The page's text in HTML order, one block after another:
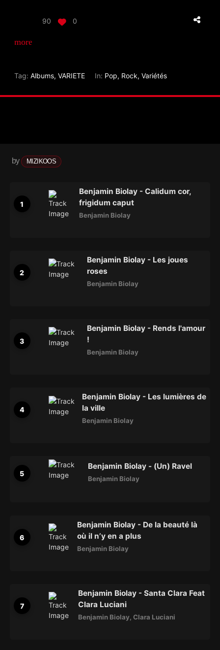
90 0
more_horiz
Tag: Albums, VARIETE In: Pop, Rock, Variétés
by MIZIKOOS
Benjamin Biolay - Calidum cor,
frigidum caput
Benjamin Biolay
Benjamin Biolay - Les joues
roses
Benjamin Biolay
Benjamin Biolay - Rends l'amour
!
Benjamin Biolay
Benjamin Biolay - Les lumières de
la ville
Benjamin Biolay
Benjamin Biolay - (Un) Ravel
Benjamin Biolay
Benjamin Biolay - De la beauté là
où il n’y en a plus
Benjamin Biolay
Benjamin Biolay - Santa Clara Feat
Clara Luciani
Benjamin Biolay,Clara Luciani